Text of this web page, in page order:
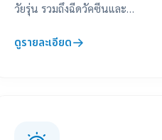
วัยรุ่น รวมถึงฉีดวัคซีนและ
ดูรายละเอียด